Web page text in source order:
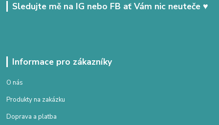
Sledujte mě na IG nebo FB ať Vám nic neuteče ♥
Informace pro zákazníky
O nás
Produkty na zakázku
Doprava a platba